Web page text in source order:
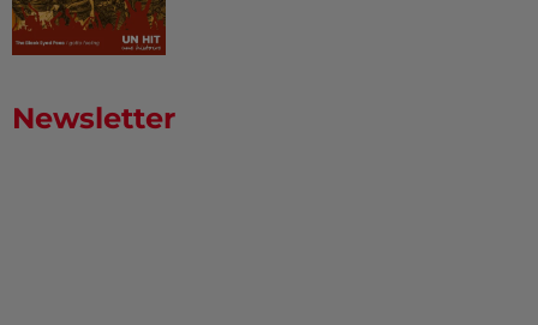
Newsletter